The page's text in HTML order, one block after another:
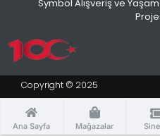
Symbol Alışveriş ve
Copyright © 2025
Ana Sayfa Mağazalar